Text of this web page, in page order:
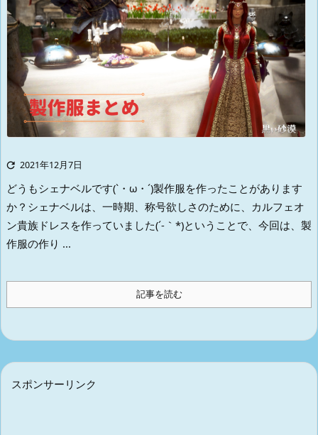
 2021年12月7日
どうもシェナベルです(`・ω・´)製作服を作ったことがあります
か？ シェナベルは、一時期、称号欲しさのために、カルフェオ
ン貴族ドレスを作っていました(´-｀*)ということで、今回は、製
作服の作り ...
記事を読む
スポンサーリンク